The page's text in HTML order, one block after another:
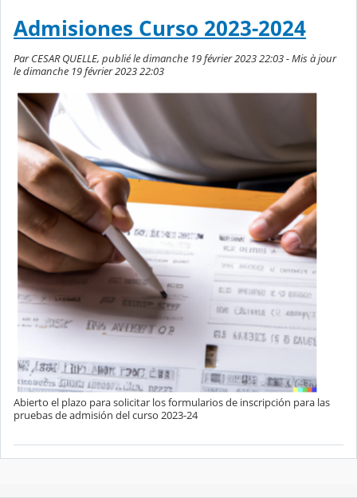
Admisiones Curso 2023-2024
Par CESAR QUELLE, publié le dimanche 19 février 2023 22:03 - Mis à jour
le dimanche 19 février 2023 22:03
Abierto el plazo para solicitar los formularios de inscripción para las
pruebas de admisión del curso 2023-24